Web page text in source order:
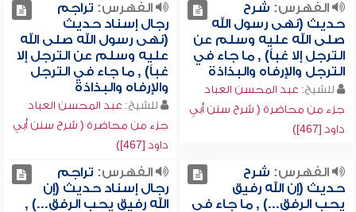
الفهرس: شرح
حديث (نهى رسول الله
صلى الله عليه وسلم عن
الترجل إلا غباً) , ما جاء في
الترجل والإرفاه والبذاذة
للشيخ: عبد المحسن العباد
جزء من محاضرة ( شرح سنن أبي
داود [467])
الفهرس: تراجم
رجال إسناد حديث
(نهى رسول الله صلى الله
عليه وسلم عن الترجل إلا
غباً) , ما جاء في الترجل
والإرفاه والبذاذة
للشيخ: عبد المحسن العباد
جزء من محاضرة ( شرح سنن أبي
داود [467])
الفهرس: شرح
حديث (إن الله رفيق
يحب الرفق...) , ما جاء في
الفهرس: تراجم
رجال إسناد حديث (إن
الله رفيق يحب الرفق...) ,